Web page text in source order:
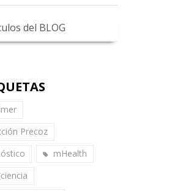
del BLOG
Precoz
mHealth